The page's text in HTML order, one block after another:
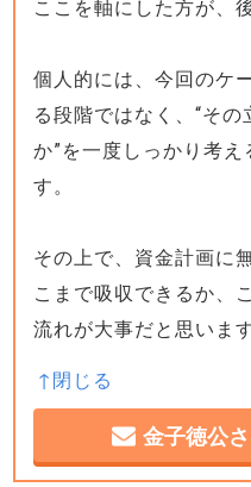
ここを軸にした方が、
個人的には、今回のケ
る段階ではなく、“そ
か”を一度しっかり考
す。
その上で、資金計画に
こまで吸収できるか、
流れが大事だと思います
金子徳公